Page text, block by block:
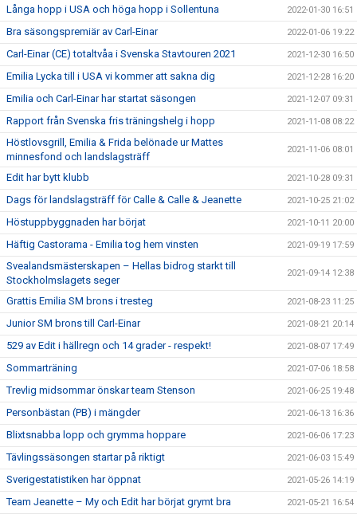
Långa hopp i USA och höga hopp i Sollentuna 2022-01-30 16:51
Bra säsongspremiär av Carl-Einar 2022-01-06 19:22
Carl-Einar (CE) totaltvåa i Svenska Stavtouren 2021 2021-12-30 16:50
Emilia Lycka till i USA vi kommer att sakna dig 2021-12-28 16:20
Emilia och Carl-Einar har startat säsongen 2021-12-07 09:31
Rapport från Svenska fris träningshelg i hopp 2021-11-08 08:22
Höstlovsgrill, Emilia & Frida belönade ur Mattes
minnesfond och landslagsträff
2021-11-06 08:01
Edit har bytt klubb 2021-10-28 09:31
Dags för landslagsträff för Calle & Calle & Jeanette 2021-10-25 21:02
Höstuppbyggnaden har börjat 2021-10-11 20:00
Häftig Castorama - Emilia tog hem vinsten 2021-09-19 17:59
Svealandsmästerskapen – Hellas bidrog starkt till
Stockholmslagets seger
2021-09-14 12:38
Grattis Emilia SM brons i tresteg 2021-08-23 11:25
Junior SM brons till Carl-Einar 2021-08-21 20:14
529 av Edit i hällregn och 14 grader - respekt! 2021-08-07 17:49
Sommarträning 2021-07-06 18:58
Trevlig midsommar önskar team Stenson 2021-06-25 19:48
Personbästan (PB) i mängder 2021-06-13 16:36
Blixtsnabba lopp och grymma hoppare 2021-06-06 17:23
Tävlingssäsongen startar på riktigt 2021-06-03 15:49
Sverigestatistiken har öppnat 2021-05-26 14:19
Team Jeanette – My och Edit har börjat grymt bra 2021-05-21 16:54